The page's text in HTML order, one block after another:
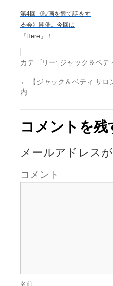
第4回《映画を観て話をす
る会》開催。今回は
『Here』！
カテゴリー: ジャック＆ベテ
←
【ジャック＆ベティ サ
内
コメントを残
メールアドレス
コメント
名前